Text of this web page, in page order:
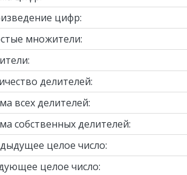
цифр:
множители:
делителей:
всех делителей:
собственных делителей:
целое число:
целое число: